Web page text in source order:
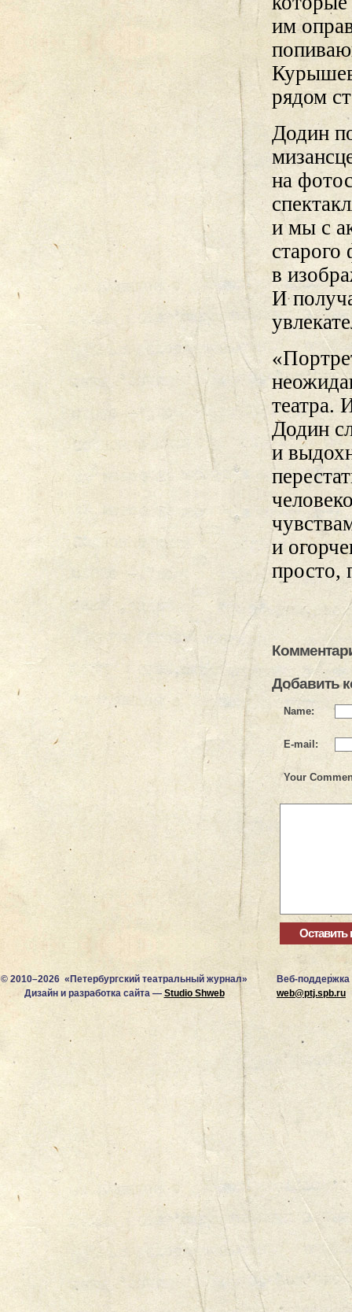
им
рядом
Додин
на
и мы с
в
И
театра.
Додин
и
и
просто,
Добавить
Name:
E-mail:
Your
© 2010–2026 «Петербургский театральный журнал»
Дизайн и разработка сайта — Studio Shweb
Веб-поддержка
web@ptj.spb.ru